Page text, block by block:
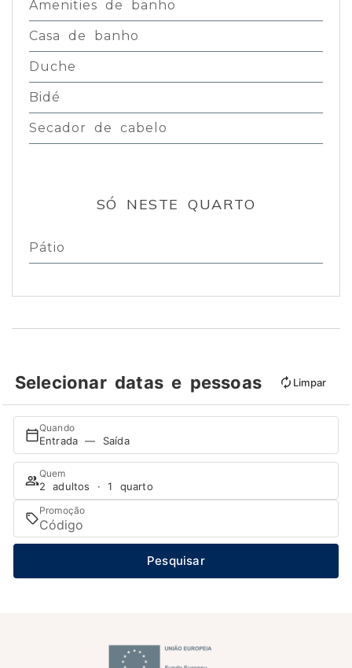
Amenities de banho
Casa de banho
Duche
Bidé
Secador de cabelo
SÓ NESTE QUARTO
Pátio
Selecionar datas e pessoas Limpar
Quando
Entrada — Saída
Quem
2 adultos · 1 quarto
Promoção
Pesquisar